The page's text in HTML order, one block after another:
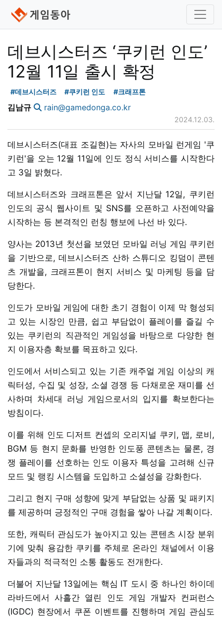
데브시스터즈 ‘쿠키런 인도’
12월 11일 출시 확정
#데브시스터즈 #쿠키런 인도 #크래프톤
김남규 rain@gamedonga.co.kr
2024.12.03.
데브시스터즈(대표 조길현)는 자사의 모바일 런게임 '쿠
키런'을 오는 12월 11일에 인도 정식 서비스를 시작한다
고 3일 밝혔다.
데브시스터즈와 크래프톤은 앞서 지난달 12일, 쿠키런
인도의 공식 웹사이트 및 SNS를 오픈하고 사전예약을
시작하는 등 본격적인 런칭 행보에 나선 바 있다.
양사는 2013년 첫선을 보였던 모바일 러닝 게임 쿠키런
을 기반으로, 데브시스터즈 산하 스튜디오 킹덤이 콘텐
츠 개발을, 크래프톤이 현지 서비스 및 마케팅 등을 담
당한다.
인도가 모바일 게임에 대한 초기 경험이 이제 막 형성되
고 있는 시장인 만큼, 쉽고 부담없이 플레이를 즐길 수
있는 쿠키런의 직관적인 게임성을 바탕으로 다양한 현
지 이용자층 확보를 목표하고 있다.
인도에서 서비스되고 있는 기존 캐주얼 게임 이상의 캐
릭터성, 수집 및 성장, 소셜 경쟁 등 다채로운 재미를 선
사하며 차세대 러닝 게임으로서의 입지를 확보한다는
방침이다.
이를 위해 인도 디저트 컨셉의 오리지널 쿠키, 맵, 로비,
BGM 등 현지 문화를 반영한 인도풍 콘텐츠는 물론, 경
쟁 플레이를 선호하는 인도 이용자 특성을 고려해 신규
모드 및 랭킹 시스템을 도입하고 소셜성을 강화한다.
그리고 현지 구매 성향에 맞게 부담없는 상품 및 패키지
를 제공하며 긍정적인 구매 경험을 쌓아 나갈 계획이다.
또한, 캐릭터 관심도가 높아지고 있는 콘텐츠 시장 분위
기에 맞춰 용감한 쿠키를 주체로 온라인 채널에서 이용
자들과의 적극적인 소통 활동도 전개한다.
더불어 지난달 13일에는 핵심 IT 도시 중 하나인 하이데
라바드에서 사흘간 열린 인도 게임 개발자 컨퍼런스
(IGDC) 현장에서 쿠폰 이벤트를 진행하며 게임 관심도